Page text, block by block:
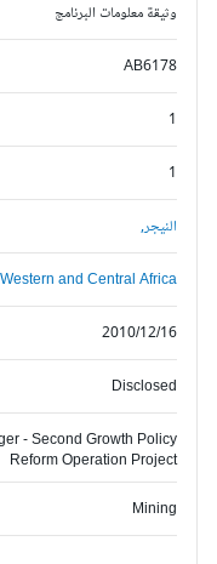
وثيقة معلومات البرنامج
AB6178
النيجر,
Western and Central Africa,
2010/12/16
Disclosed
Niger - Second Growth Policy
Reform Operation Project
Mining